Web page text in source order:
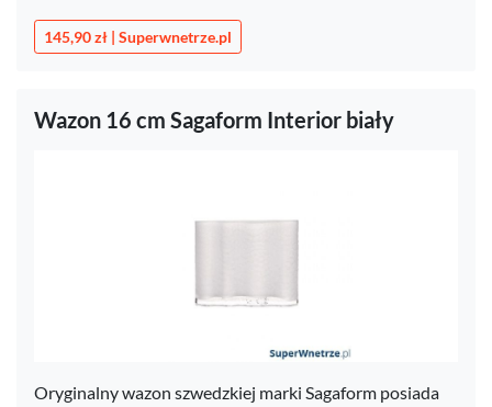
145,90 zł | Superwnetrze.pl
Wazon 16 cm Sagaform Interior biały
Oryginalny wazon szwedzkiej marki Sagaform posiada